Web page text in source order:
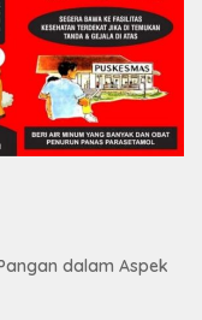
dalam Aspek